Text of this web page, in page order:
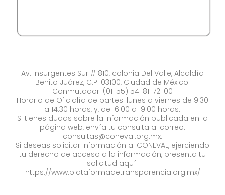
Av. Insurgentes Sur # 810, colonia Del Valle, Alcaldía
Benito Juárez, C.P. 03100, Ciudad de México.
Conmutador: (01-55) 54-81-72-00
Horario de Oficialía de partes: lunes a viernes de 9:30
a 14:30 horas, y, de 16:00 a 19:00 horas.
Si tienes dudas sobre la información publicada en la
página web, envía tu consulta al correo:
consultas@coneval.org.mx.
Si deseas solicitar información al CONEVAL, ejerciendo
tu derecho de acceso a la información, presenta tu
solicitud aquí:
https://www.plataformadetransparencia.org.mx/